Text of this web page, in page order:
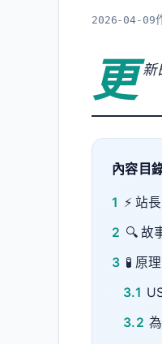
2026-04-09
更 新
內容目
1 ⚡ 站
2 🔍 故
3 🧪 原
3.1
3.2